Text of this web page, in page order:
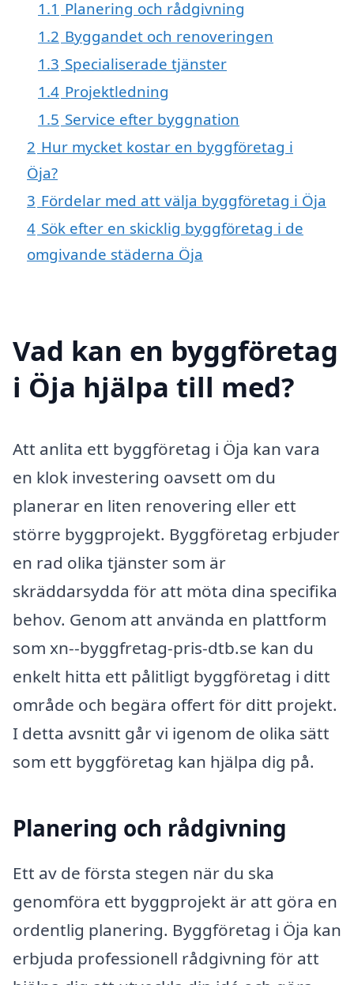
1.1 Planering och rådgivning
1.2 Byggandet och renoveringen
1.3 Specialiserade tjänster
1.4 Projektledning
1.5 Service efter byggnation
2 Hur mycket kostar en byggföretag i
Öja?
3 Fördelar med att välja byggföretag i Öja
4 Sök efter en skicklig byggföretag i de
omgivande städerna Öja
Vad kan en byggföretag
i Öja hjälpa till med?
Att anlita ett byggföretag i Öja kan vara
en klok investering oavsett om du
planerar en liten renovering eller ett
större byggprojekt. Byggföretag erbjuder
en rad olika tjänster som är
skräddarsydda för att möta dina specifika
behov. Genom att använda en plattform
som xn--byggfretag-pris-dtb.se kan du
enkelt hitta ett pålitligt byggföretag i ditt
område och begära offert för ditt projekt.
I detta avsnitt går vi igenom de olika sätt
som ett byggföretag kan hjälpa dig på.
Planering och rådgivning
Ett av de första stegen när du ska
genomföra ett byggprojekt är att göra en
ordentlig planering. Byggföretag i Öja kan
erbjuda professionell rådgivning för att